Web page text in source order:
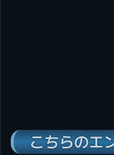
こちらのエ